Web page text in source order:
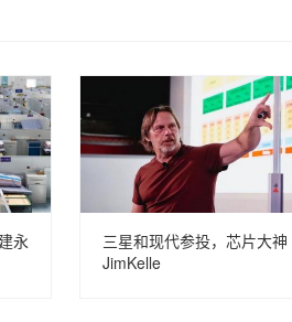
永
三星和现代参投，芯片大神
JimKelle